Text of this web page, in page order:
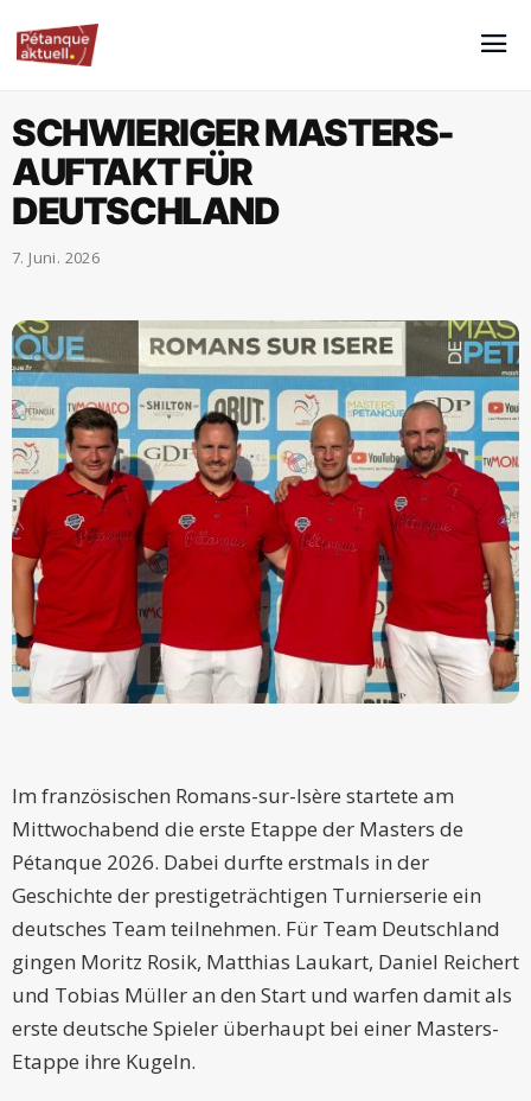
SCHWIERIGER MASTERS-
AUFTAKT FÜR
DEUTSCHLAND
7. Juni. 2026
Im französischen Romans-sur-Isère startete am
Mittwochabend die erste Etappe der Masters de
Pétanque 2026. Dabei durfte erstmals in der
Geschichte der prestigeträchtigen Turnierserie ein
deutsches Team teilnehmen. Für Team Deutschland
gingen Moritz Rosik, Matthias Laukart, Daniel Reichert
und Tobias Müller an den Start und warfen damit als
erste deutsche Spieler überhaupt bei einer Masters-
Etappe ihre Kugeln.